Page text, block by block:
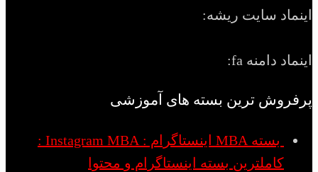
اینماد سایت ریشه:
اینماد دامنه fa:
پرفروش ترین بسته های آموزشی
بسته MBA اینستاگرام : Instagram MBA :
کاملترین بسته اینستاگرام و محتوا